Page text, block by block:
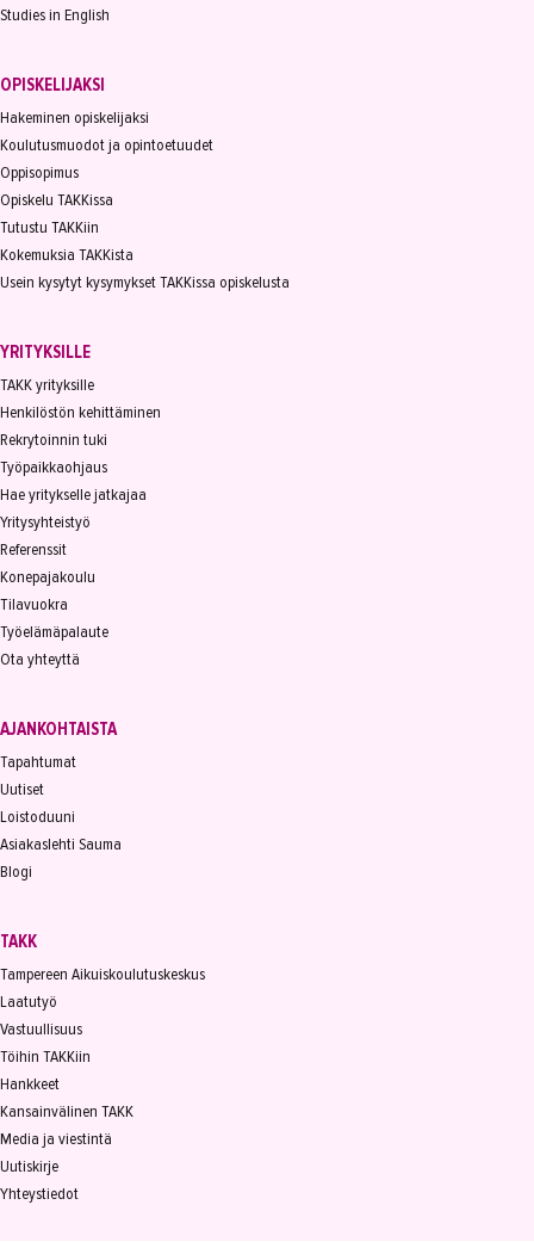
Studies in English
OPISKELIJAKSI
Hakeminen opiskelijaksi
Koulutusmuodot ja opintoetuudet
Oppisopimus
Opiskelu TAKKissa
Tutustu TAKKiin
Kokemuksia TAKKista
Usein kysytyt kysymykset TAKKissa opiskelusta
YRITYKSILLE
TAKK yrityksille
Henkilöstön kehittäminen
Rekrytoinnin tuki
Työpaikkaohjaus
Hae yritykselle jatkajaa
Yritysyhteistyö
Referenssit
Konepajakoulu
Tilavuokra
Työelämäpalaute
Ota yhteyttä
AJANKOHTAISTA
Tapahtumat
Uutiset
Loistoduuni
Asiakaslehti Sauma
Blogi
TAKK
Tampereen Aikuiskoulutuskeskus
Laatutyö
Vastuullisuus
Töihin TAKKiin
Hankkeet
Kansainvälinen TAKK
Media ja viestintä
Uutiskirje
Yhteystiedot